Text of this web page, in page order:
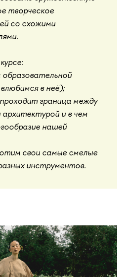
творческое
со схожими
в неё);
граница между
и в чем
нашей
свои самые смелые
инструментов.